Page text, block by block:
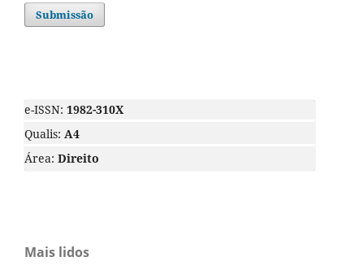
Submissão
e-ISSN: 1982-310X
Qualis: A4
Área: Direito
Mais lidos